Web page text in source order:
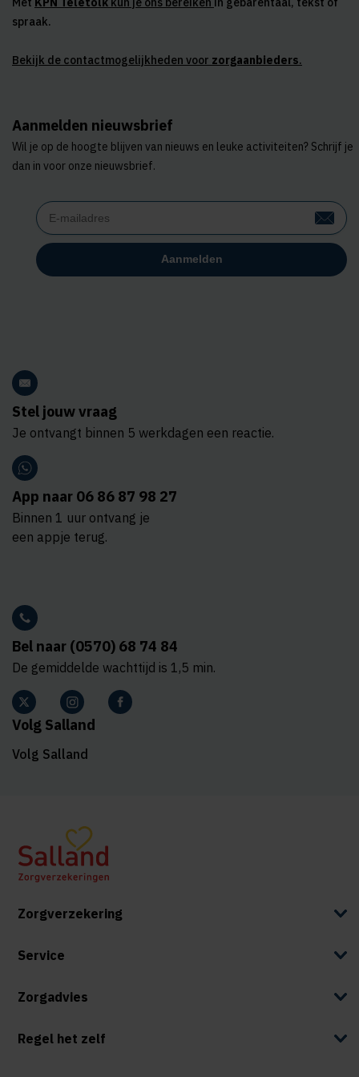
spraak.
Bekijk de contactmogelijkheden voor zorgaanbieders.
Aanmelden nieuwsbrief
Wil je op de hoogte blijven van nieuws en leuke activiteiten? Schrijf je
dan in voor onze nieuwsbrief.
Stel jouw vraag
Je ontvangt binnen 5 werkdagen een reactie.
App naar 06 86 87 98 27
Binnen 1 uur ontvang je
een appje terug.
Bel naar (0570) 68 74 84
De gemiddelde wachttijd is 1,5 min.
Volg Salland
Volg Salland
Zorgverzekering
Service
Zorgadvies
Regel het zelf